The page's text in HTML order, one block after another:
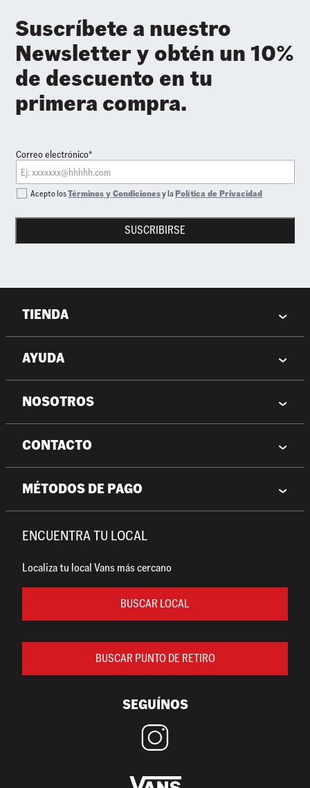
Suscríbete a nuestro
Newsletter y obtén un 10%
de descuento en tu
primera compra.
Correo electrónico*
SUSCRIBIRSE
Acepto losTérminos y Condicionesy laPolítica de Privacidad
TIENDA
AYUDA
NOSOTROS
CONTACTO
MÉTODOS DE PAGO
ENCUENTRA TU LOCAL
Localiza tu local Vans más cercano
BUSCAR LOCAL
BUSCAR PUNTO DE RETIRO
SEGUÍNOS